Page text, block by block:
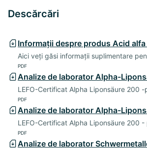
Descărcări
Informații despre produs Acid
Aici veți găsi informații suplimentare
PDF
Analize de laborator Alpha-
LEFO-Certificat Alpha Liponsäure 200
PDF
Analize de laborator Alpha-
LEFO-Certificat Alpha Liponsäure 200
PDF
Analize de laborator